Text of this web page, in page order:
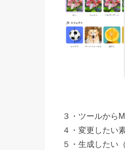
３・ツールから
４・変更したい
５・生成したい